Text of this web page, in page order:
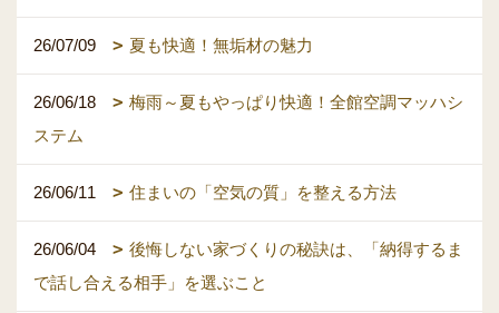
26/07/09 夏も快適！無垢材の魅力
26/06/18
梅雨～夏もやっぱり快適！全館空調マッハシ
ステム
26/06/11 住まいの「空気の質」を整える方法
26/06/04
後悔しない家づくりの秘訣は、「納得するま
で話し合える相手」を選ぶこと